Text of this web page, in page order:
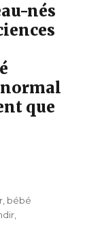
nés
que
, bébé
,